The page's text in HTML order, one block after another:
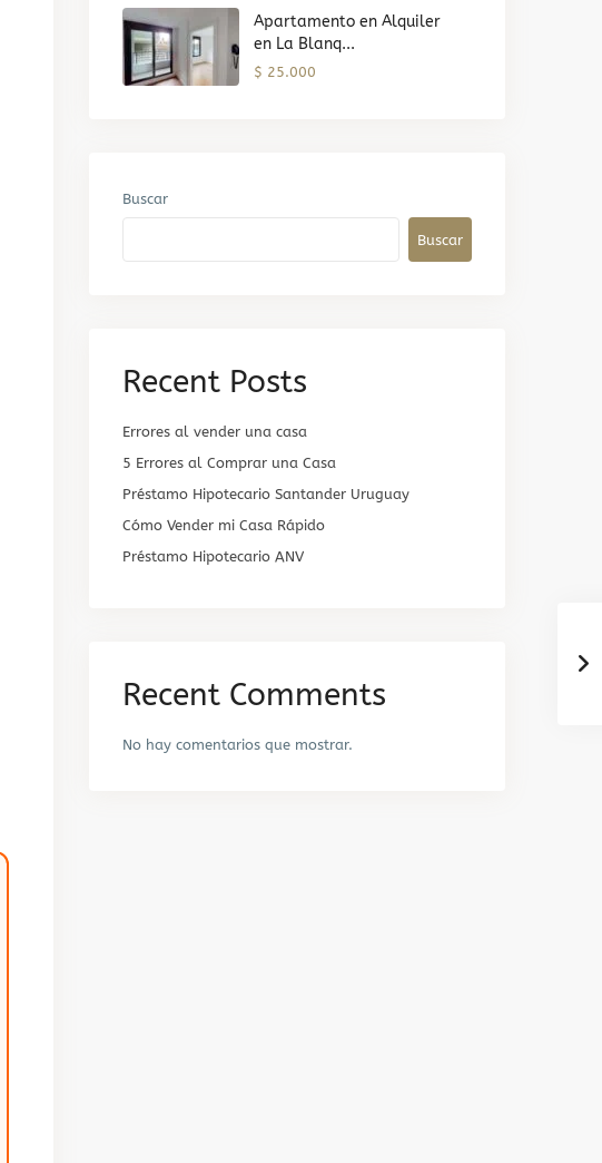
Apartamento en Alquiler
en La Blanq...
$ 25.000
Buscar
Buscar
Recent Posts
Errores al vender una casa
5 Errores al Comprar una Casa
Préstamo Hipotecario Santander Uruguay
Cómo Vender mi Casa Rápido
Préstamo Hipotecario ANV
Recent Comments
No hay comentarios que mostrar.